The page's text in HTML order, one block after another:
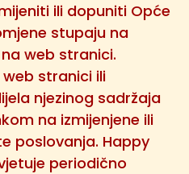
ili dopuniti Opće
stupaju na
web stranici.
stranici ili
njezinog sadržaja
na izmijenjene ili
poslovanja. Happy
periodično